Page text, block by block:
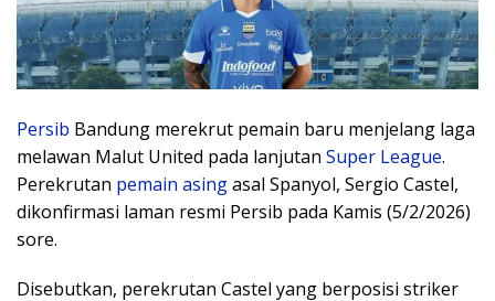
Persib Bandung merekrut pemain baru menjelang laga
melawan Malut United pada lanjutan Super League.
Perekrutan pemain asingasal Spanyol, Sergio Castel,
dikonfirmasi laman resmi Persib pada Kamis (5/2/2026)
sore.
Disebutkan, perekrutan Castel yang berposisi striker